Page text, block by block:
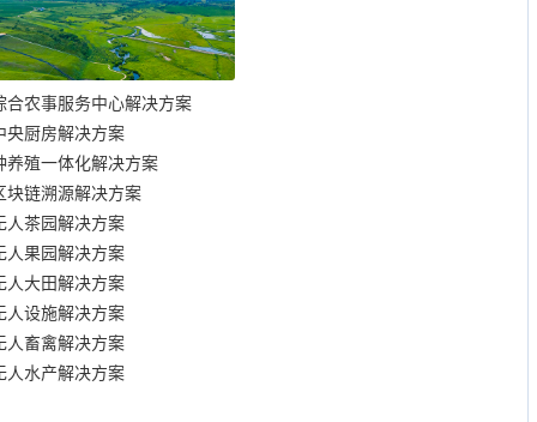
合农事服务中心解决方案
央厨房解决方案
养殖一体化解决方案
块链溯源解决方案
人茶园解决方案
人果园解决方案
人大田解决方案
人设施解决方案
人畜禽解决方案
人水产解决方案